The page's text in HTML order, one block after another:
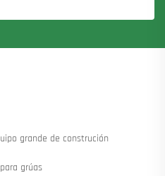
grande de construción
grúas